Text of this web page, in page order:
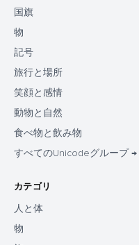
国旗
物
記号
旅行と場所
笑顔と感情
動物と自然
食べ物と飲み物
すべてのUnicodeグループ →
カテゴリ
人と体
物